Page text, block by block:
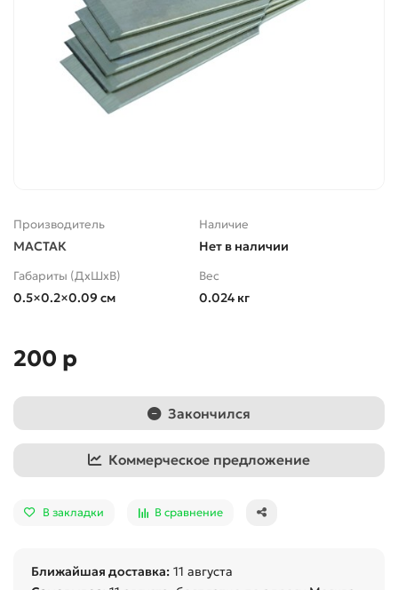
Производитель
МАСТАК
Наличие
Нет в наличии
Габариты (ДхШхВ)
0.5×0.2×0.09 см
Вес
0.024 кг
200 р
Закончился
Коммерческое предложение
В закладки В сравнение
Ближайшая доставка: 11 августа